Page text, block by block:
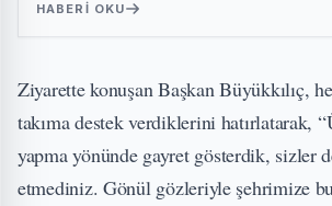
HABERI OKU
Ziyarette konuşan Başkan Büyükkılıç,
takıma destek verdiklerini hatırlatarak,
yapma yönünde gayret gösterdik, sizler
etmediniz. Gönül gözleriyle şehrimize